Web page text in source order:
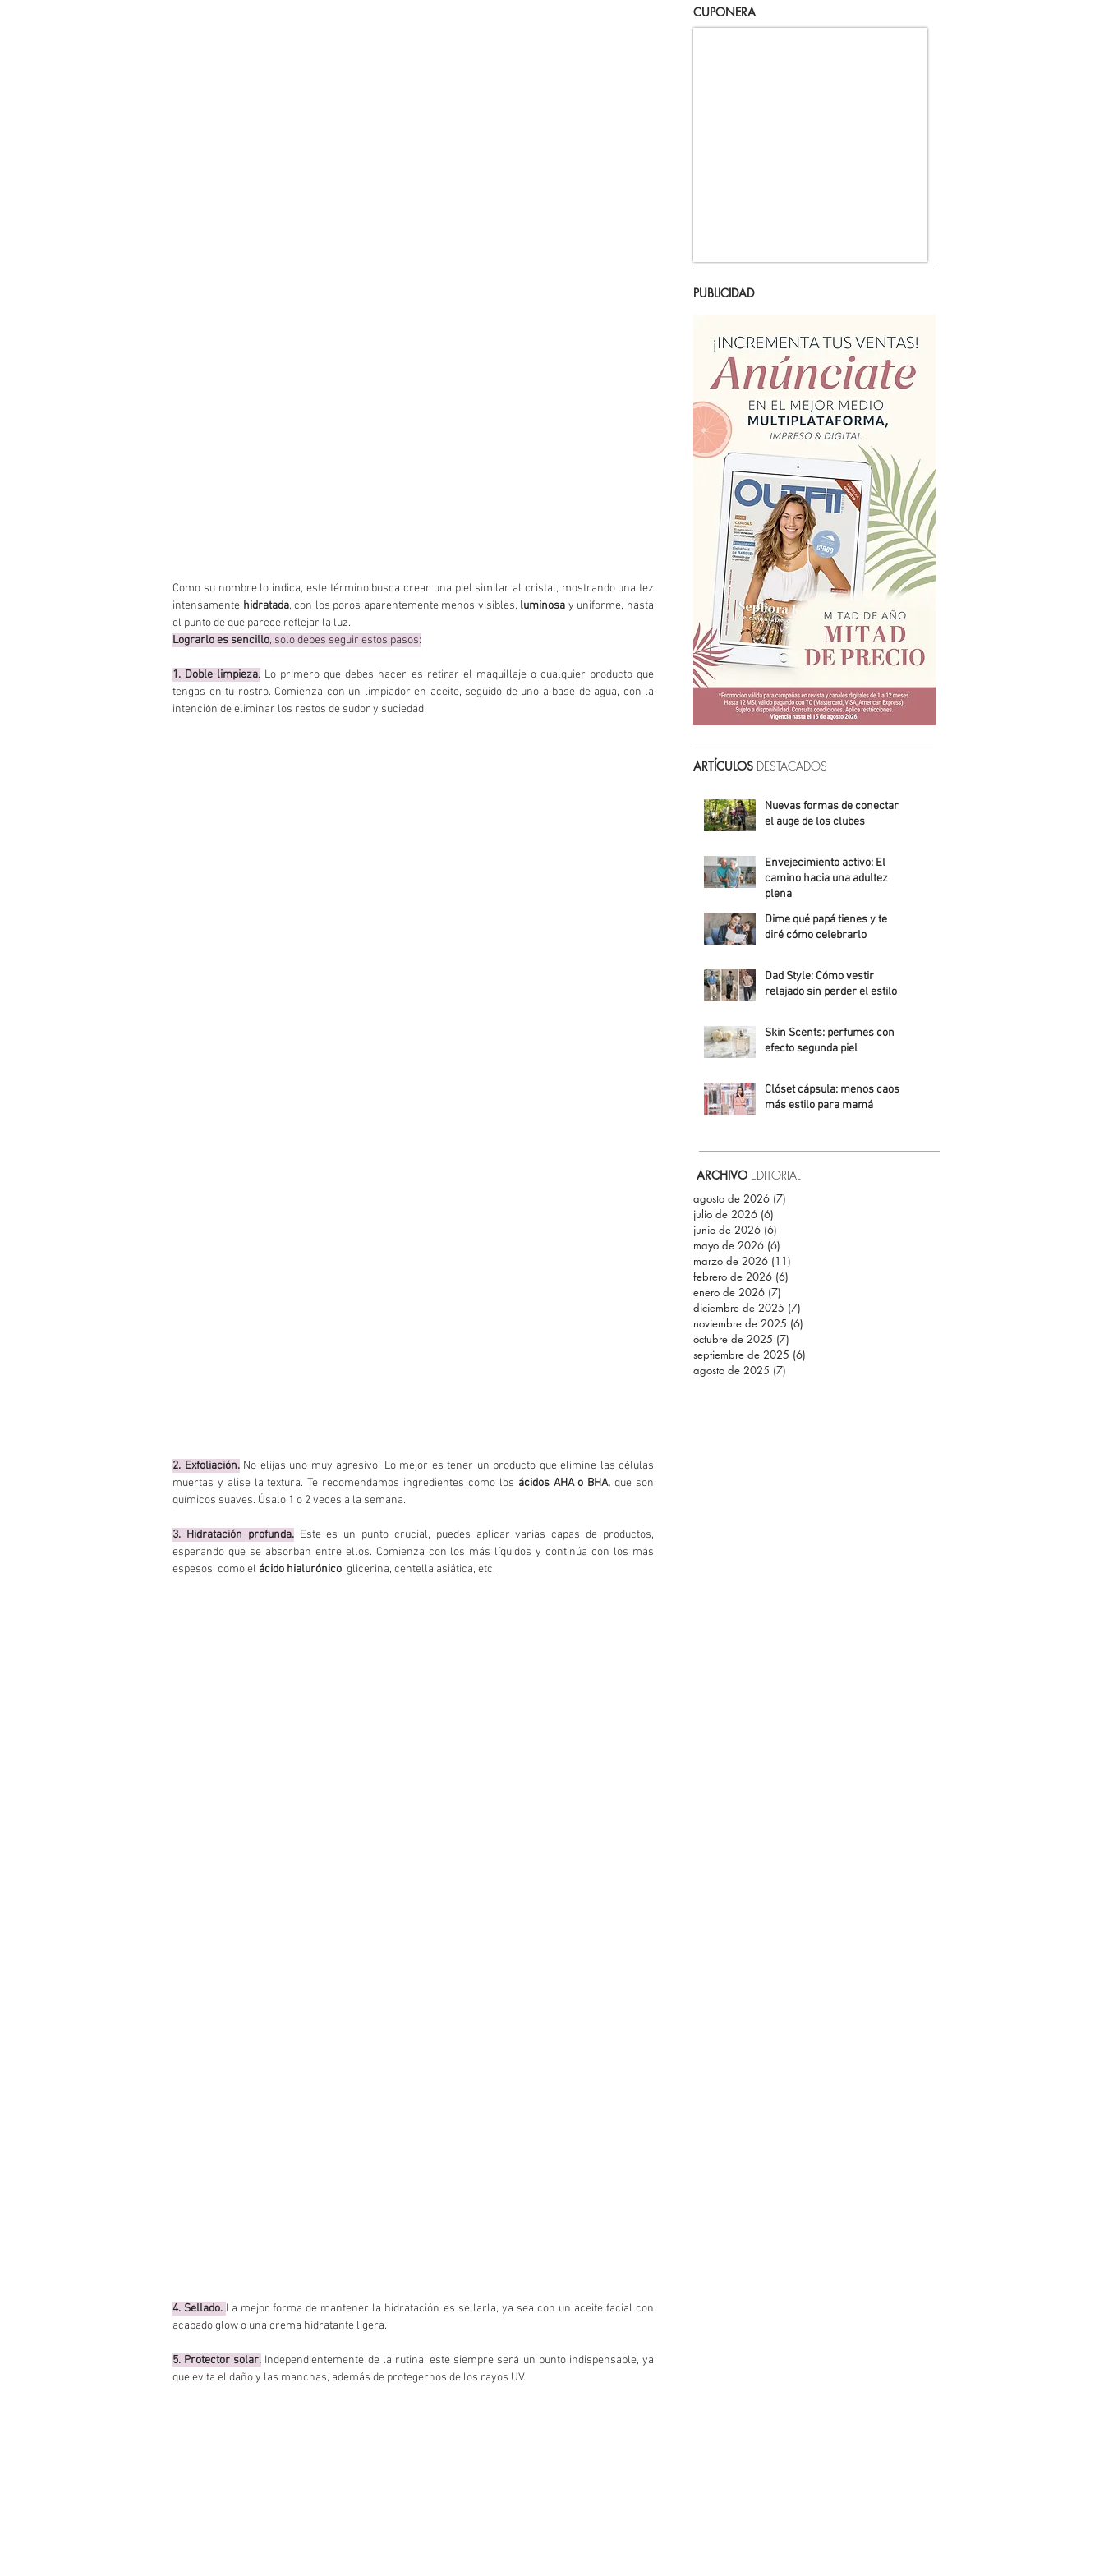
Como su nombre lo indica, este término busca crear una piel similar al cristal, mostrando una tez
intensamente hidratada, con los poros aparentemente menos visibles, luminosa y uniforme, hasta
el punto de que parece reflejar la luz.
Lograrlo es sencillo, solo debes seguir estos pasos:
1. Doble limpieza. Lo primero que debes hacer es retirar el maquillaje o cualquier producto que
tengas en tu rostro. Comienza con un limpiador en aceite, seguido de uno a base de agua, con la
intención de eliminar los restos de sudor y suciedad.
2. Exfoliación. No elijas uno muy agresivo. Lo mejor es tener un producto que elimine las células
muertas y alise la textura. Te recomendamos ingredientes como los ácidos AHA o BHA, que son
químicos suaves. Úsalo 1 o 2 veces a la semana.
3. Hidratación profunda. Este es un punto crucial, puedes aplicar varias capas de productos,
esperando que se absorban entre ellos. Comienza con los más líquidos y continúa con los más
espesos, como el ácido hialurónico, glicerina, centella asiática, etc.
4. Sellado. La mejor forma de mantener la hidratación es sellarla, ya sea con un aceite facial con
acabado glow o una crema hidratante ligera.
5. Protector solar. Independientemente de la rutina, este siempre será un punto indispensable, ya
que evita el daño y las manchas, además de protegernos de los rayos UV.
CUPONERA
PUBLICIDAD
ARTÍCULOS DESTACADOS
Nuevas formas de conectar:
el auge de los clubes
Envejecimiento activo: El
camino hacia una adultez
plena
Alejandra Roldán
Dime qué papá tienes y te
diré cómo celebrarlo
Dad Style: Cómo vestir
relajado sin perder el estilo
Skin Scents: perfumes con
efecto segunda piel
Clóset cápsula: menos caos,
más estilo para mamá
ARCHIVO EDITORIAL
agosto de 2026 (7)
julio de 2026 (6)
junio de 2026 (6)
mayo de 2026 (6)
marzo de 2026 (11)
febrero de 2026 (6)
enero de 2026 (7)
diciembre de 2025 (7)
noviembre de 2025 (6)
octubre de 2025 (7)
septiembre de 2025 (6)
agosto de 2025 (7)